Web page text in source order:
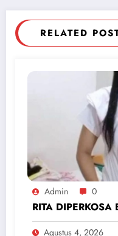
RELATED
Admin 0
RITA
Agustus 4, 2026